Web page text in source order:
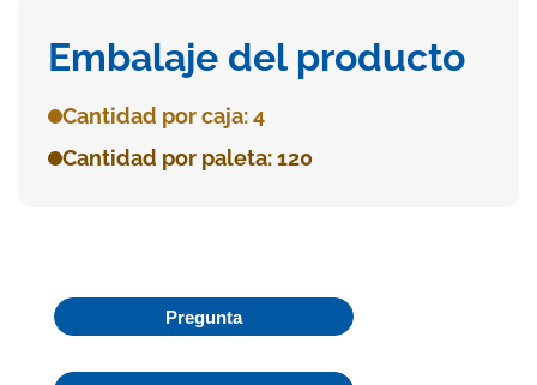
Embalaje del producto
Cantidad por caja: 4
Cantidad por paleta: 120
Pregunta